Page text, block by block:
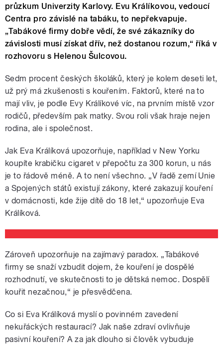
průzkum Univerzity Karlovy. Evu Králíkovou, vedoucí
Centra pro závislé na tabáku, to nepřekvapuje.
„Tabákové firmy dobře vědí, že své zákazníky do
závislosti musí získat dřív, než dostanou rozum,“ říká v
rozhovoru s Helenou Šulcovou.
Sedm procent českých školáků, který je kolem deseti let,
už prý má zkušenosti s kouřením. Faktorů, které na to
mají vliv, je podle Evy Králíkové víc, na prvním místě vzor
rodičů, především pak matky. Svou roli však hraje nejen
rodina, ale i společnost.
Jak Eva Králíková upozorňuje, například v New Yorku
koupíte krabičku cigaret v přepočtu za 300 korun, u nás
je to řádově méně. A to není všechno. „V řadě zemí Unie
a Spojených států existují zákony, které zakazují kouření
v domácnosti, kde žije dítě do 18 let,“ upozorňuje Eva
Králíková.
Zároveň upozorňuje na zajímavý paradox. „Tabákové
firmy se snaží vzbudit dojem, že kouření je dospělé
rozhodnutí, ve skutečnosti to je dětská nemoc. Dospělí
kouřit nezačnou,“ je přesvědčena.
Co si Eva Králíková myslí o povinném zavedení
nekuřáckých restaurací? Jak naše zdraví ovlivňuje
pasivní kouření? A za jak dlouho si člověk vybuduje